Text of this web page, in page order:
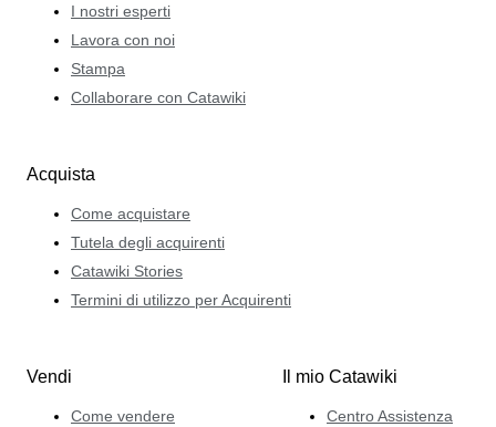
I nostri esperti
Lavora con noi
Stampa
Collaborare con Catawiki
Acquista
Come acquistare
Tutela degli acquirenti
Catawiki Stories
Termini di utilizzo per Acquirenti
Vendi
Come vendere
Il mio Catawiki
Centro Assistenza